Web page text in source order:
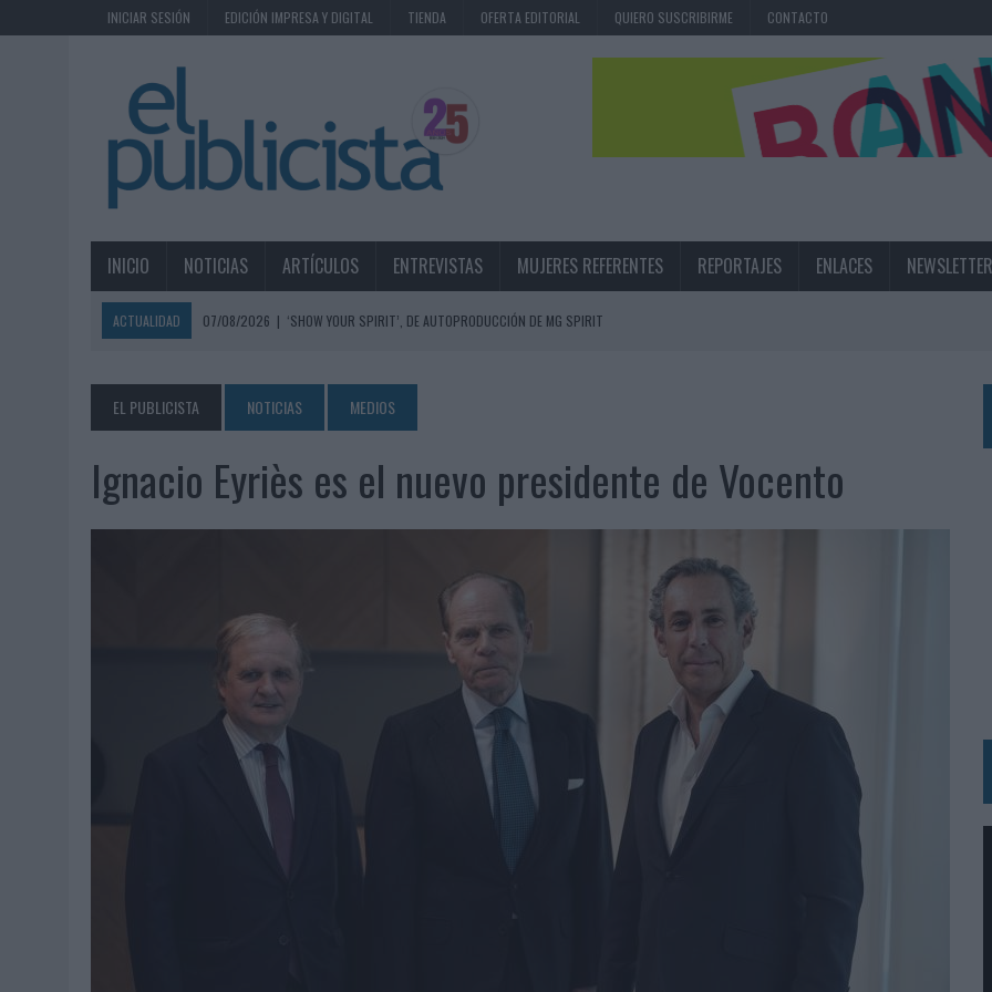
INICIAR SESIÓN EDICIÓN IMPRESA Y DIGITAL TIENDA OFERTA EDITORIAL QUIERO SUSCRIBIRME CONTACTO
INICIO NOTICIAS ARTÍCULOS ENTREVISTAS MUJERES REFERENTES REPORTAJES ENLACES NEWSLETTER
ACTUALIDAD 07/08/2026 | ‘SHOW YOUR SPIRIT’, DE AUTOPRODUCCIÓN DE MG SPIRIT
07/08/2026 | MG SPIRIT RELANZA SU MARCA CON UNA ESTRATEGIA 360º CENTRADA EN EL ORIGEN BARCELONÉS
07/08/2026
PATRÓN CONVIERTE EL NUEVO SINGLE DE ARÓN PIPER EN UNA EXPERIENCIA DE MARCA EN IBIZA
07/08/2026 | EL VERANO PONE A PRUEBA LA ESTRATEGIA DIGITAL DE LAS MARCAS
CUANDO SE APAGUE EL SOL, EL ECLIPSE DE 2026 PONDRÁ A PRUEBA LA CREATIVIDAD DE LAS MARCAS
‘LA VUELTA’, DE FENOMENAL PARA MÁLAGA CF
SIETE DE CADA DIEZ EMPRESAS ESPAÑOLAS NO INTEGRAN LA INFANCIA EN SU ESTRATEGIA
LA TELEVISIÓN SIGUE LIDERANDO EL CONSUMO DE MEDIOS EN VERANO Y SUPERA AL MÓVIL COMO DISPOSITIVO MÁS UTILIZADO
EL USO DE LA IA GENERATIVA ALCANZA YA AL 62% DE LOS ESPAÑOLES
SYSTEM1 NOMBRA A KIMBERLY BASTONI COMO NUEVA DIRECTORA COMERCIAL GLOBAL
FRIGO Y UNIQLO LANZAN UNA COLECCIÓN PERSONALIZABLE INSPIRADA EN CORNETTO, CALIPPO Y SOLERO
LA IA ESTÁ SUBIENDO EL LISTÓN DE LA CREATIVIDAD
BEON WORLDWIDE LANZA RAÍZ URBANA PARA TRANSFORMAR EL PATRIMONIO HISTÓRICO EN ACTIVOS CULTURALES Y ECONÓMICOS
LUIS ARQUILLOS (BURGO DE ARIAS): “LA CONSTRUCCIÓN DE MARCA A LARGO PLAZO Y LA MEDICIÓN SON DOS CARAS DE LA MISMA
EL PUBLICISTA NOTICIAS MEDIOS
Ignacio Eyriès es el nuevo presidente de Vocento